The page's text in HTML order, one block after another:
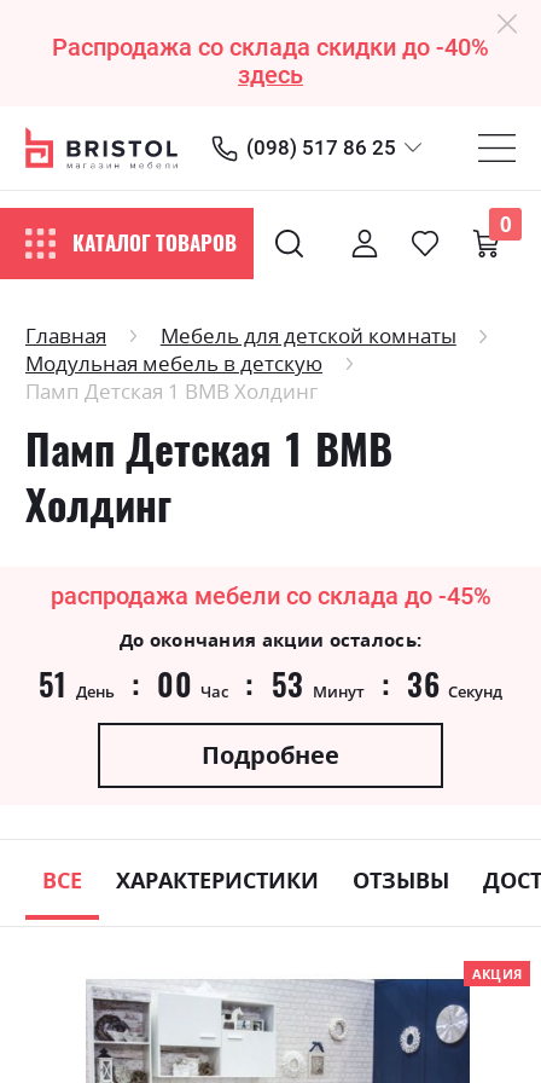
Распродажа со склада скидки до -40%
здесь
(098) 517 86 25
КАТАЛОГ ТОВАРОВ
0
Главная
Мебель для детской комнаты
Модульная мебель в детскую
Памп Детская 1 ВМВ Холдинг
Памп Детская 1 ВМВ
Холдинг
распродажа мебели со склада до -45%
До окончания акции осталось:
51 День 00 Час 53 Минут 36 Секунд
Подробнее
ВСЕ ХАРАКТЕРИСТИКИ ОТЗЫВЫ
АКЦИЯ